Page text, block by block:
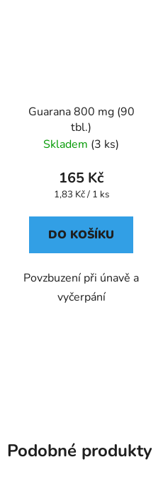
Guarana 800 mg (90
tbl.)
Skladem (3 ks)
165 Kč
Měrná
1,83 Kč / 1 ks
DO KOŠÍKU
Povzbuzení při únavě a
vyčerpání
Podobné produkty